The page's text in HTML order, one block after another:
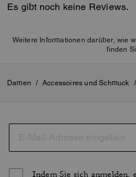
Es gibt noch keine Reviews.
Weitere Informationen darüber, wie
finden
Damen / Accessoires und Schmuck /
Indem Sie sich